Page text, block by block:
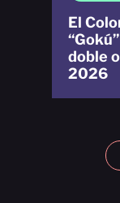
El
doble
2026